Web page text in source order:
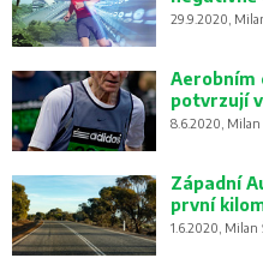
29.9.2020,
Aerobním
potvrzují
8.6.2020, Milan
Západní
první
1.6.2020, Milan